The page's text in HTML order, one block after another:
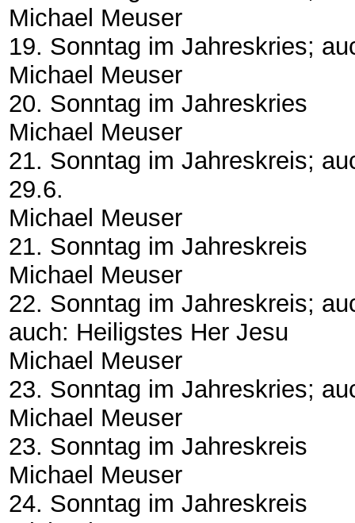
Michael Meuser
19. Sonntag im Jahreskries;
Michael Meuser
20. Sonntag im Jahreskries
Michael Meuser
21. Sonntag im Jahreskreis;
29.6.
Michael Meuser
21. Sonntag im Jahreskreis
Michael Meuser
22. Sonntag im Jahreskreis;
auch: Heiligstes Her Jesu
Michael Meuser
23. Sonntag im Jahreskries;
Michael Meuser
23. Sonntag im Jahreskreis
Michael Meuser
24. Sonntag im Jahreskreis